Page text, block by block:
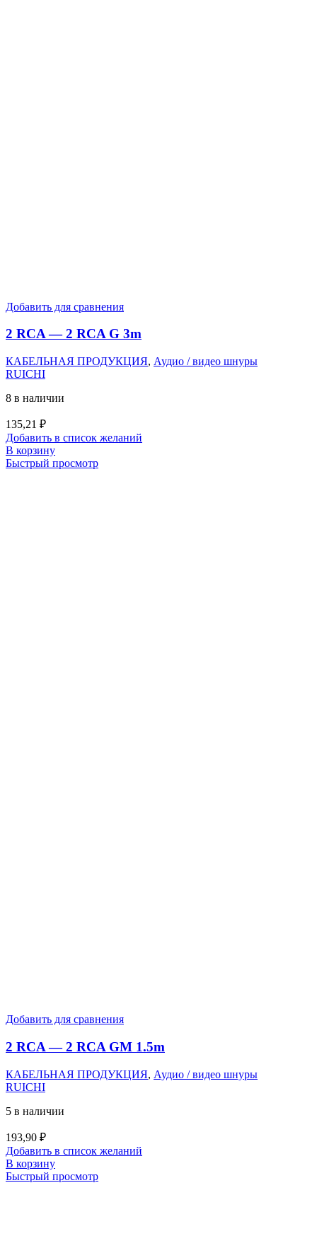
Добавить для сравнения
2 RCA — 2 RCA G 3m
КАБЕЛЬНАЯ ПРОДУКЦИЯ, Аудио / видео шнуры
RUICHI
8 в наличии
135,21 ₽
Добавить в список желаний
В корзину
Быстрый просмотр
Добавить для сравнения
2 RCA — 2 RCA GM 1.5m
КАБЕЛЬНАЯ ПРОДУКЦИЯ, Аудио / видео шнуры
RUICHI
5 в наличии
193,90 ₽
Добавить в список желаний
В корзину
Быстрый просмотр